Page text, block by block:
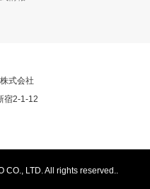
式会社
宿2-1-12
CO., LTD. All rights reserved..